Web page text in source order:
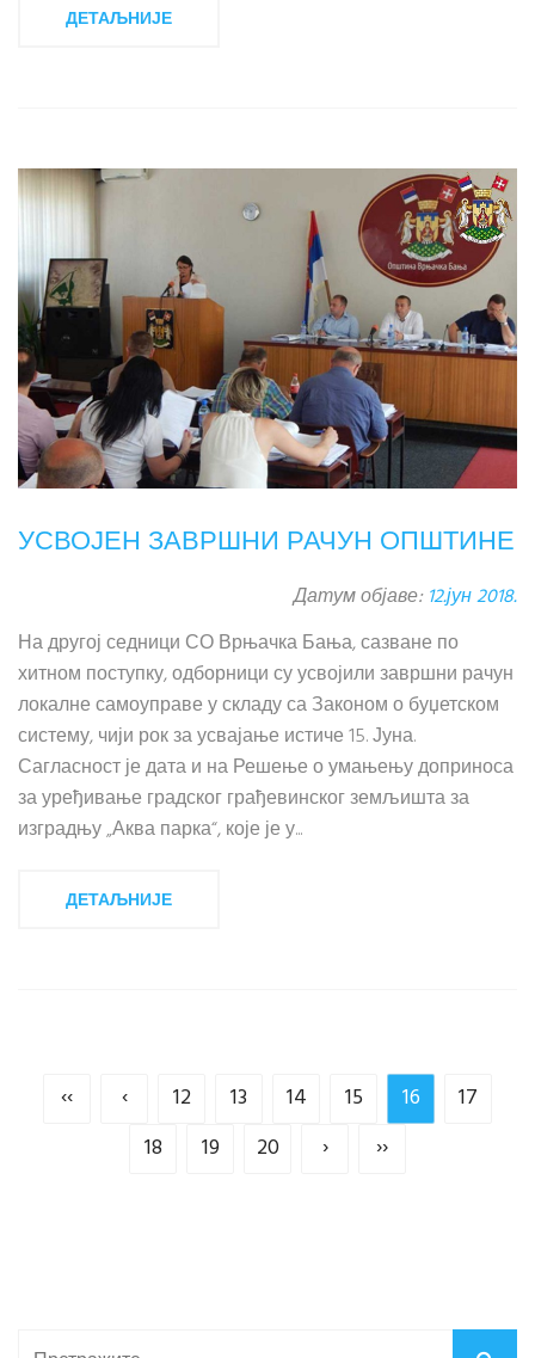
ДЕТАЉНИЈЕ
УСВОЈЕН ЗАВРШНИ РАЧУН ОПШТИНЕ
Датум објаве:12.јун 2018.
На другој седници СО Врњачка Бања, сазване по
хитном поступку, одборници су усвојили завршни рачун
локалне самоуправе у складу са Законом о буџетском
систему, чији рок за усвајање истиче 15. Јуна.
Сагласност је дата и на Решење о умањењу доприноса
за уређивање градског грађевинског земљишта за
изградњу „Аква парка“, које је у...
ДЕТАЉНИЈЕ
‹‹ ‹ 12 13 14 15 16
17
18
19 20 › ››